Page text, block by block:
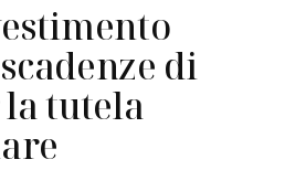
di
la tutela